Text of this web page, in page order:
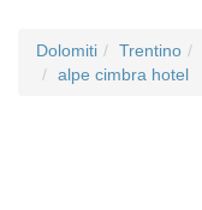
Dolomiti Trentino
alpe cimbra hotel